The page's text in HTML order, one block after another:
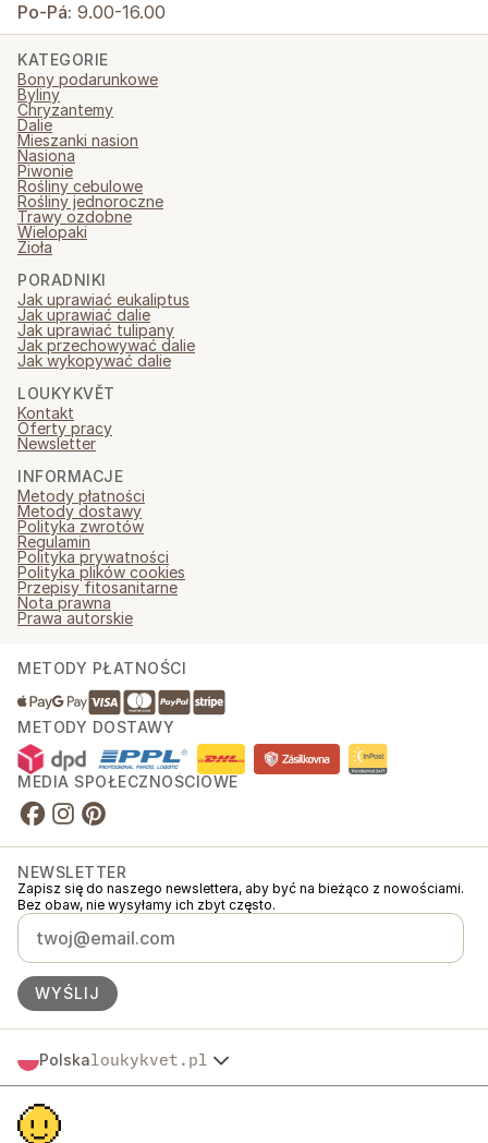
Po-Pá: 9.00-16.00
KATEGORIE
Bony podarunkowe
Byliny
Chryzantemy
Dalie
Mieszanki nasion
Nasiona
Piwonie
Rośliny cebulowe
Rośliny jednoroczne
Trawy ozdobne
Wielopaki
Zioła
PORADNIKI
Jak uprawiać eukaliptus
Jak uprawiać dalie
Jak uprawiać tulipany
Jak przechowywać dalie
Jak wykopywać dalie
LOUKYKVĚT
Kontakt
Oferty pracy
Newsletter
INFORMACJE
Metody płatności
Metody dostawy
Polityka zwrotów
Regulamin
Polityka prywatności
Polityka plików cookies
Przepisy fitosanitarne
Nota prawna
Prawa autorskie
METODY PŁATNOŚCI
METODY DOSTAWY
MEDIA SPOŁECZNOŚCIOWE
NEWSLETTER
Zapisz się do naszego newslettera, aby być na bieżąco z nowościami.
Bez obaw, nie wysyłamy ich zbyt często.
WYŚLIJ
Polskaloukykvet.pl
Česko
Slovensko
Österreich
Loukykvět s.r.o. jest zarejestrowana w Rejestrze Handlowym Sądu
Miejskiego w Pradze, sekcja C, akta 268616.